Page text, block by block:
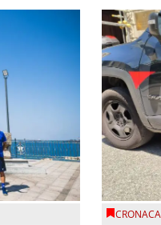
CRONACA